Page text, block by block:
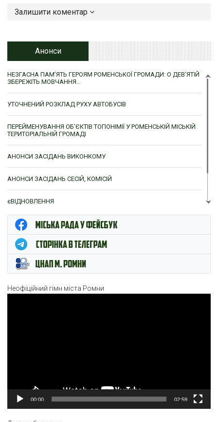
Залишити коментар
Анонси
НЕЗГАСНА ПАМ’ЯТЬ ГЕРОЯМ РОМЕНСЬКОЇ ГРОМАДИ: О ДЕВ’ЯТІЙ
ЗБЕРЕЖІТЬ МОВЧАННЯ…
УТОЧНЕНИЙ РОЗКЛАД РУХУ АВТОБУСІВ
ПЕРЕЙМЕНУВАННЯ ОБ’ЄКТІВ ТОПОНІМІЇ У РОМЕНСЬКІЙ МІСЬКІЙ
ТЕРИТОРІАЛЬНІЙ ГРОМАДІ
АНОНСИ ЗАСІДАНЬ ВИКОНКОМУ
АНОНСИ ЗАСІДАНЬ СЕСІЙ, КОМІСІЙ
єВІДНОВЛЕННЯ
ЦНАП м. Ромни
Неофіційний гімн міста Ромни
00:00 02:59